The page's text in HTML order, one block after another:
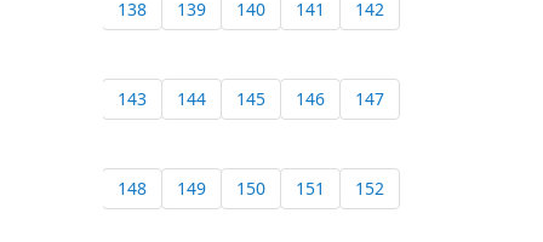
138 139 140 141 142
143 144 145 146 147
148 149 150 151 152